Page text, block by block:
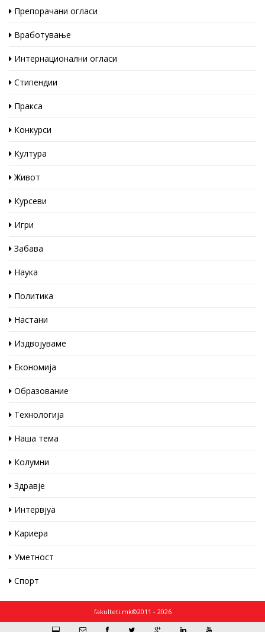
Препорачани огласи
Вработување
Интернационални огласи
Стипендии
Пракса
Конкурси
Култура
Живот
Курсеви
Игри
Забава
Наука
Политика
Настани
Издвојуваме
Економија
Образование
Технологија
Наша тема
Колумни
Здравје
Интервјуа
Кариера
Уметност
Спорт
fakulteti.mk©2011 - 2026